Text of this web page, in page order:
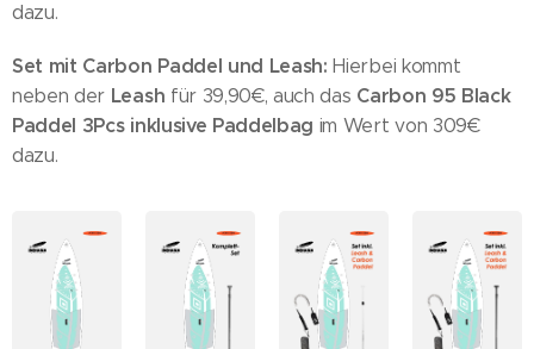
dazu.
Set mit Carbon Paddel und Leash:Hierbei kommt
neben der Leash für 39,90€, auch das Carbon 95 Black
Paddel 3Pcs inklusive Paddelbag im Wert von 309€
dazu.